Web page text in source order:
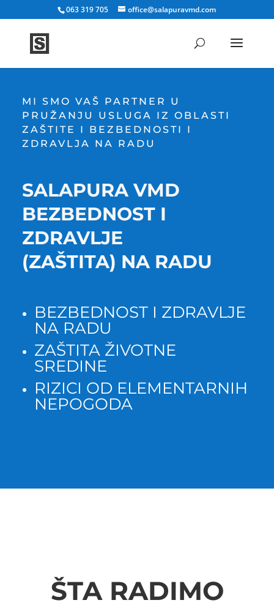
063 319 705 office@salapuravmd.com
MI SMO VAŠ PARTNER U
PRUŽANJU USLUGA IZ OBLASTI
ZAŠTITE I BEZBEDNOSTI I
ZDRAVLJA NA RADU
SALAPURA VMD
BEZBEDNOST I
ZDRAVLJE
(ZAŠTITA) NA RADU
BEZBEDNOST I ZDRAVLJE
NA RADU
ZAŠTITA ŽIVOTNE
SREDINE
RIZICI OD ELEMENTARNIH
NEPOGODA
ŠTA RADIMO